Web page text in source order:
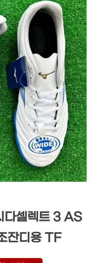
다셀렉트 3 AS
잔디용 TF